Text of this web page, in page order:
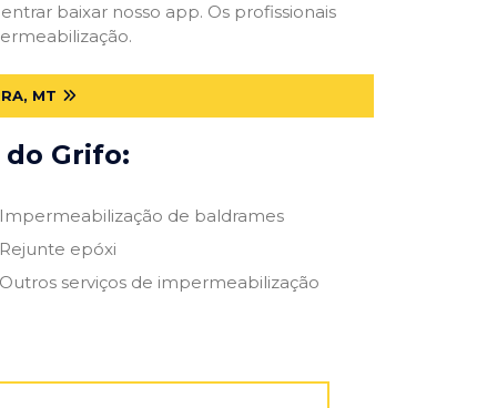
baixar nosso app. Os profissionais
MT
Grifo:
Impermeabilização de baldrames
Rejunte epóxi
Outros serviços de impermeabilização